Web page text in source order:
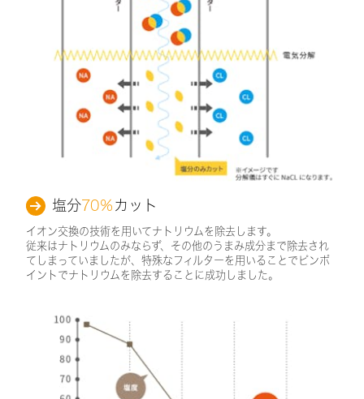
塩分70％カット
イオン交換の技術を用いてナトリウムを除去します。
従来はナトリウムのみならず、その他のうまみ成分まで除去され
てしまっていましたが、特殊なフィルターを用いることでピンポ
イントでナトリウムを除去することに成功しました。